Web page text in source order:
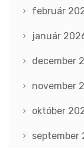
február
január
december
november
október
september